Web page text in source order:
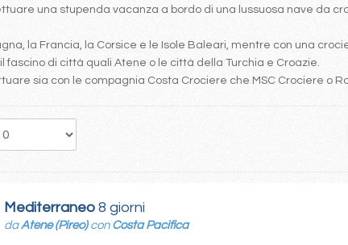
una stupenda vacanza a bordo di una lussuosa nave da
la Francia, la Corsice e le Isole Baleari, mentre con una
fascino di città quali Atene o le città della Turchia e Croazie.
sia con le compagnia Costa Crociere che MSC Crociere o
Mediterraneo 8 giorni
daAtene (Pireo)con Costa Pacifica